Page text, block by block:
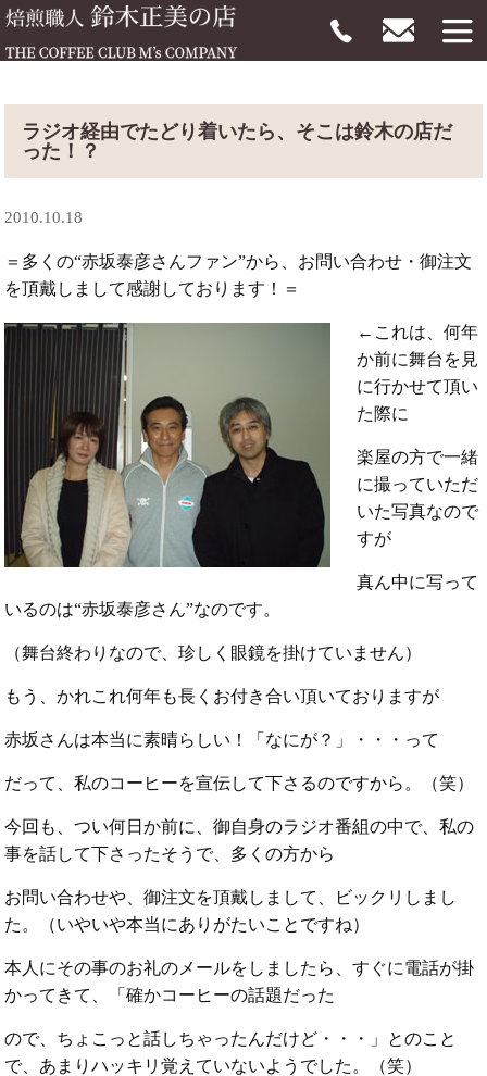
ラジオ経由でたどり着いたら、そこは鈴木の店だ
った！？
2010.10.18
＝多くの“赤坂泰彦さんファン”から、お問い合わせ・御注文
を頂戴しまして感謝しております！＝
←これは、何年
か前に舞台を見
に行かせて頂い
た際に
楽屋の方で一緒
に撮っていただ
いた写真なので
すが
真ん中に写って
いるのは“赤坂泰彦さん”なのです。
（舞台終わりなので、珍しく眼鏡を掛けていません）
もう、かれこれ何年も長くお付き合い頂いておりますが
赤坂さんは本当に素晴らしい！「なにが？」・・・って
だって、私のコーヒーを宣伝して下さるのですから。（笑）
今回も、つい何日か前に、御自身のラジオ番組の中で、私の
事を話して下さったそうで、多くの方から
お問い合わせや、御注文を頂戴しまして、ビックリしまし
た。（いやいや本当にありがたいことですね）
本人にその事のお礼のメールをしましたら、すぐに電話が掛
かってきて、「確かコーヒーの話題だった
ので、ちょこっと話しちゃったんだけど・・・」とのこと
で、あまりハッキリ覚えていないようでした。（笑）